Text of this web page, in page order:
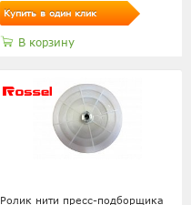
Купить в один клик
В корзину
Ролик нити пресс-подборщика